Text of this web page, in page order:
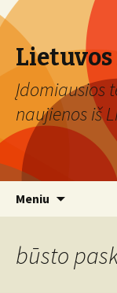
Įdomiausios
naujienos iš
Meniu
būsto